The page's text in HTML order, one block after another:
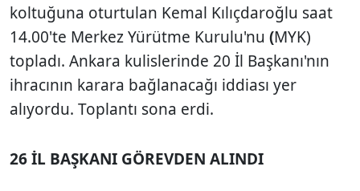
koltuğuna oturtulan Kemal Kılıçdaroğlu saat
14.00'te Merkez Yürütme Kurulu'nu (MYK)
topladı. Ankara kulislerinde 20 İl Başkanı'nın
ihracının karara bağlanacağı iddiası yer
alıyordu. Toplantı sona erdi.
26 İL BAŞKANI GÖREVDEN ALINDI